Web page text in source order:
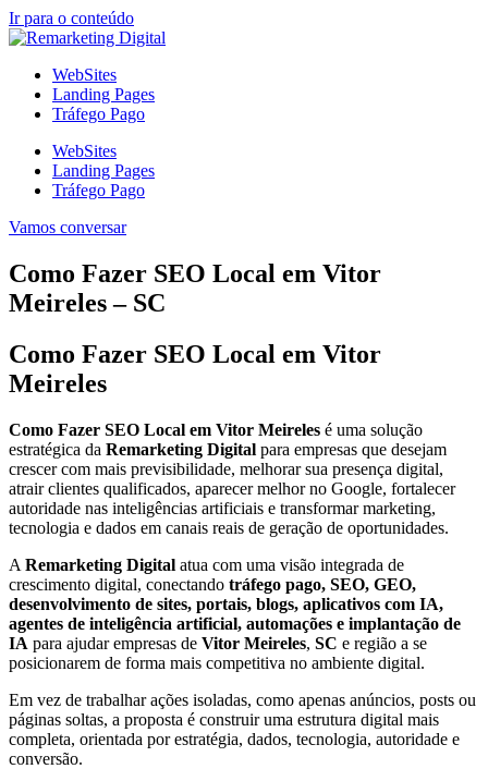
Ir para o conteúdo
WebSites
Landing Pages
Tráfego Pago
WebSites
Landing Pages
Tráfego Pago
Vamos conversar
Como Fazer SEO Local em Vitor
Meireles – SC
Como Fazer SEO Local em Vitor
Meireles
Como Fazer SEO Local em Vitor Meireles é uma solução
estratégica da Remarketing Digital para empresas que desejam
crescer com mais previsibilidade, melhorar sua presença digital,
atrair clientes qualificados, aparecer melhor no Google, fortalecer
autoridade nas inteligências artificiais e transformar marketing,
tecnologia e dados em canais reais de geração de oportunidades.
A Remarketing Digital atua com uma visão integrada de
crescimento digital, conectando tráfego pago, SEO, GEO,
desenvolvimento de sites, portais, blogs, aplicativos com IA,
agentes de inteligência artificial, automações e implantação de
IA para ajudar empresas de Vitor Meireles, SC e região a se
posicionarem de forma mais competitiva no ambiente digital.
Em vez de trabalhar ações isoladas, como apenas anúncios, posts ou
páginas soltas, a proposta é construir uma estrutura digital mais
completa, orientada por estratégia, dados, tecnologia, autoridade e
conversão.